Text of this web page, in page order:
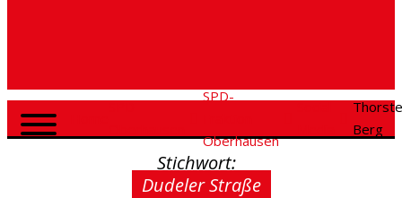
SPD-
Oberhausen
Berg
Stichwort:
Dudeler Straße